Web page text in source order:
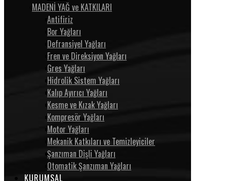
MADENİ YAĞ ve KATKILARI
Antifiriz
Bor Yağları
Defransiyel Yağları
Fren ve Direksiyon Yağları
Gres Yağları
Hidrolik Sistem Yağları
Kalıp Ayırıcı Yağları
Kesme ve Kızak Yağları
Kompresör Yağları
Motor Yağları
Mekanik Katkıları ve Temizleyiciler
Şanzıman Dişli Yağları
Otomatik Şanzıman Yağları
KURUMSAL